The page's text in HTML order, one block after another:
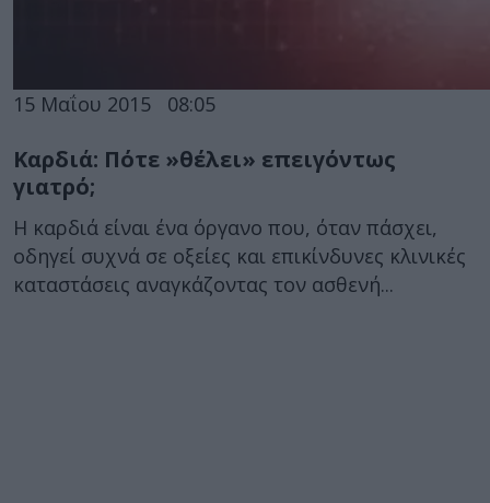
15 Μαΐου 2015 08:05
Καρδιά: Πότε »θέλει» επειγόντως
γιατρό;
Η καρδιά είναι ένα όργανο που, όταν πάσχει,
οδηγεί συχνά σε οξείες και επικίνδυνες κλινικές
καταστάσεις αναγκάζοντας τον ασθενή...